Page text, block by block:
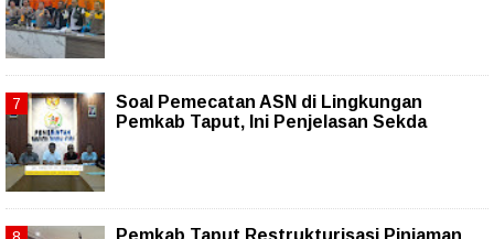
Soal Pemecatan ASN di Lingkungan
Pemkab Taput, Ini Penjelasan Sekda
Pemkab Taput Restrukturisasi Pinjaman